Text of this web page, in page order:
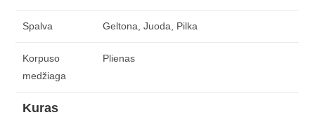
Spalva Geltona, Juoda, Pilka
Korpuso
medžiaga
Plienas
Kuras